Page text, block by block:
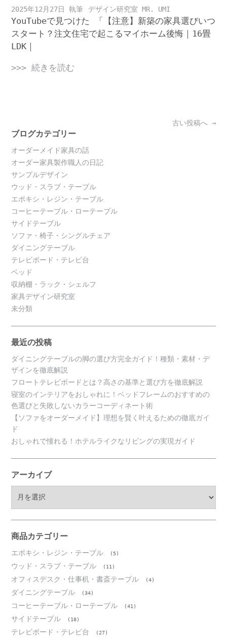
2025年12月27日 デザイン研究室 MR. UMI
YouTubeで見つけた 「【注意】新築の家具選びいつ
スタート？注文住宅で起こるマイホーム後悔｜16畳
LDK｜
>>> 続きを読む
navigation
古い投稿へ →
ブログカテゴリー
オーダーメイド家具の話
オーダー家具製作職人の日記
サンプルデザイン
ウッド・スラブ・テーブル
エポキシ・レジン・テーブル
コーヒーテーブル・ローテーブル
サイドテーブル
ソファ・椅子・シングルチェア
ダイニングテーブル
テレビボード・テレビ台
ベッド
収納棚・ラック・シェルフ
家具デザイン研究室
未分類
最近の投稿
ダイニングテーブルの脚の選び方完全ガイド！種類・素材・デ
ザインを徹底解説
フロートテレビボードとは？高さの基準と選び方を徹底解説
寝室のインテリアをおしゃれに！ベッドフレームのおすすめの
色選びと失敗しないカラーコーディネート術
【ソファをオーダーメイド】理想を賢く叶えるための徹底ガイ
ド
おしゃれで憧れる！ホテルライクなリビングの実現ガイド
アーカイブ
ブ
商品カテゴリー
エポキシ・レジン・テーブル (5)
ウッド・スラブ・テーブル (11)
オフィスデスク・仕事机・書斎テーブル (4)
ダイニングテーブル (34)
コーヒーテーブル・ローテーブル (41)
サイドテーブル (18)
テレビボード・テレビ台 (27)